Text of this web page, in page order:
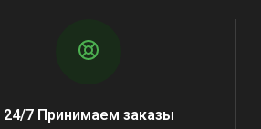
24/7 Принимаем заказы